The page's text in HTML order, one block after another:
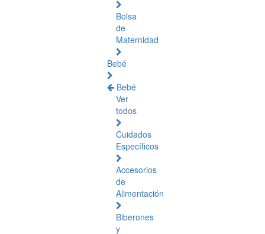
Bolsa
de
Maternidad
Bebé
Bebé
Ver
todos
Cuidados
Específicos
Accesorios
de
Alimentación
Biberones
y